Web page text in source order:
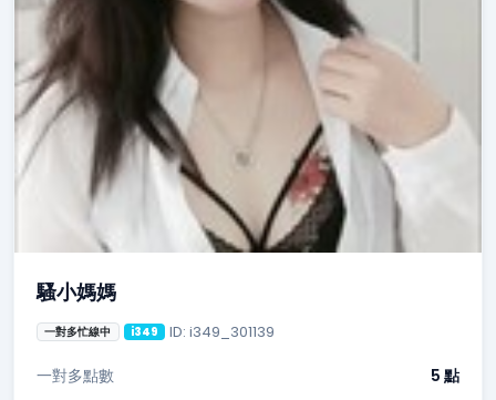
騷小媽媽
一對多忙線中 i349 ID: i349_301139
一對多點數 5 點